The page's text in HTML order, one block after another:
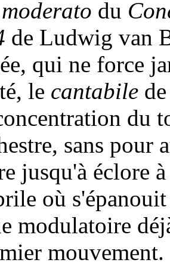
du
de Ludwig van
qui ne force
le cantabile
du
sans pour
jusqu'à éclore
où
modulatoire
mouvement.